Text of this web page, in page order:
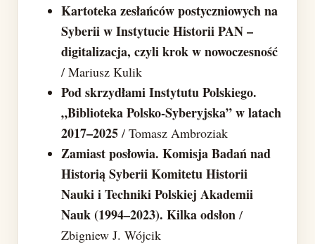
Kartoteka zesłańców postyczniowych na
Syberii w Instytucie Historii PAN –
digitalizacja, czyli krok w nowoczesność
/ Mariusz Kulik
Pod skrzydłami Instytutu Polskiego.
„Biblioteka Polsko-Syberyjska” w latach
2017–2025 / Tomasz Ambroziak
Zamiast posłowia. Komisja Badań nad
Historią Syberii Komitetu Historii
Nauki i Techniki Polskiej Akademii
Nauk (1994–2023). Kilka odsłon /
Zbigniew J. Wójcik